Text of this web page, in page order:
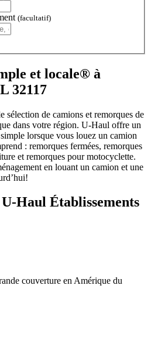
(facultatif)
et locale® à
32117
sélection de camions et remorques de
dans votre région. U-Haul offre un
lorsque vous louez un camion
: remorques fermées, remorques
et remorques pour motocyclette.
en louant un camion et une
U-Haul Établissements
couverture en Amérique du